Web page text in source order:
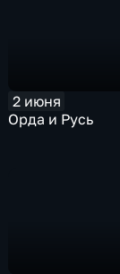
2 июня
Орда и Русь